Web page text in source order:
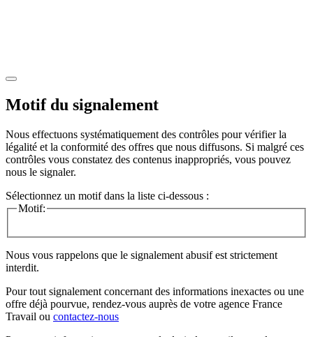
Motif du signalement
Nous effectuons systématiquement des contrôles pour vérifier la
légalité et la conformité des offres que nous diffusons. Si malgré ces
contrôles vous constatez des contenus inappropriés, vous pouvez
nous le signaler.
Sélectionnez un motif dans la liste ci-dessous :
Motif:
Nous vous rappelons que le signalement abusif est strictement
interdit.
Pour tout signalement concernant des informations inexactes ou une
offre déjà pourvue, rendez-vous auprès de votre agence France
Travail ou contactez-nous